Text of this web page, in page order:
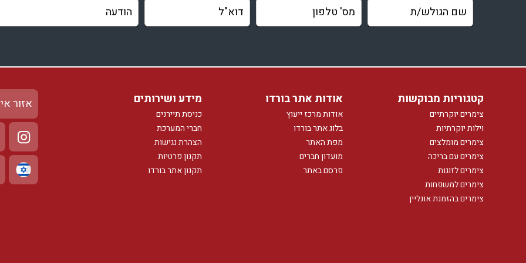
קטגוריות מבוקשות
צימרים יוקרתיים
וילות יוקרתיות
צימרים מומלצים
צימרים עם בריכה
צימרים לזוגות
צימרים למשפחות
צימרים בהזמנת אונליין
אודות אתר בורדו
אודות מרכז ייעוץ
בלוג אתר בורדו
מפת האתר
מועדון חברים
פרסם באתר
מידע ושירותים
כניסת תיירנים
חברי המערכת
הצהרת נגישות
תקנון פרטיות
תקנון אתר בורדו
אזור